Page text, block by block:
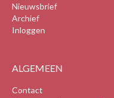
Nieuwsbrief
Archief
Inloggen
ALGEMEEN
Contact